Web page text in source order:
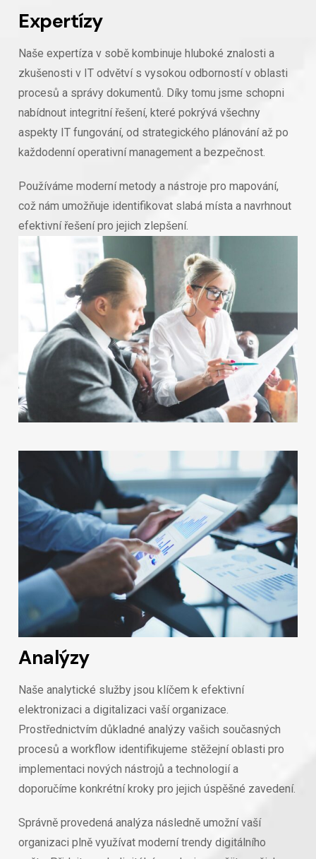
Expertízy
Naše expertíza v sobě kombinuje hluboké znalosti a
zkušenosti v IT odvětví s vysokou odborností v oblasti
procesů a správy dokumentů. Díky tomu jsme schopni
nabídnout integritní řešení, které pokrývá všechny
aspekty IT fungování, od strategického plánování až po
každodenní operativní management a bezpečnost.
Používáme moderní metody a nástroje pro mapování,
což nám umožňuje identifikovat slabá místa a navrhnout
efektivní řešení pro jejich zlepšení.
Analýzy
Naše analytické služby jsou klíčem k efektivní
elektronizaci a digitalizaci vaší organizace.
Prostřednictvím důkladné analýzy vašich současných
procesů a workflow identifikujeme stěžejní oblasti pro
implementaci nových nástrojů a technologií a
doporučíme konkrétní kroky pro jejich úspěšné zavedení.
Správně provedená analýza následně umožní vaší
organizaci plně využívat moderní trendy digitálního